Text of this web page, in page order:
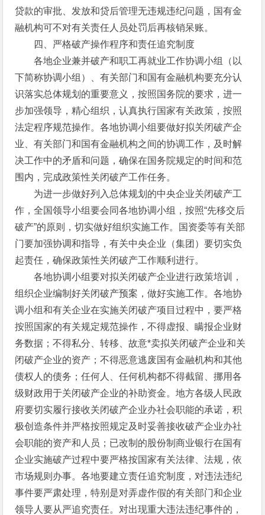
贷款的审批、发放和贷后管理无违规违纪问题，国有金
融机构可不对有关责任人员处罚后再核销呆账。
四、严格破产操作程序和责任追究制度
各地企业兼并破产和职工再就业工作协调小组（以
下简称协调小组）、有关部门和国有金融机构要充分认
识落实总体规划的重要意义，按照国务院的要求，进一
步加强领导，精心组织，认真执行国家有关政策，按照
法定程序规范操作。各地协调小组要做好拟关闭破产企
业、有关部门和国有金融机构之间的协调工作，及时解
决工作中的矛盾和问题，确保在国务院规定的时间和范
围内，完成政策性关闭破产工作任务。
为进一步做好列入总体规划的中央企业关闭破产工
作，全国领导小组要会同各地协调小组，按照“先移交后
破产”的原则，切实做好组织实施工作。国资委等有关部
门要加强协调和指导，有关中央企业（集团）要切实负
起责任，确保政策性关闭破产工作顺利进行。
各地协调小组要对拟关闭破产企业进行政策培训，
组织企业编制好关闭破产预案，做好实施工作。各地协
调小组和有关企业在实施关闭破产项目过程中，要严格
按照国家的有关规定规范操作，不得虚报、瞒报企业财
务数据；不得私分、转移、故意*卖拟关闭破产企业和关
闭破产企业的资产；不得恶意逃废国有金融机构和其他
债权人的债务；任何人、任何机构都不得截留、挪用各
级财政用于关闭破产企业的补助资金。地方各级人民政
府要切实履行接收关闭破产企业办社会职能的承诺，积
极创造条件并严格按照规定及时妥善接收破产企业办社
会职能的资产和人员；已改制的股份制商业银行在国有
企业实施破产过程中要严格按国家有关法律、法规，依
市场规则办事。各地要建立责任追究制度，对违法违纪
事件要严肃处理，特别是对弄虚作假的有关部门和企业
领导人要从严追究责任。对出现重大违法违纪事件的，